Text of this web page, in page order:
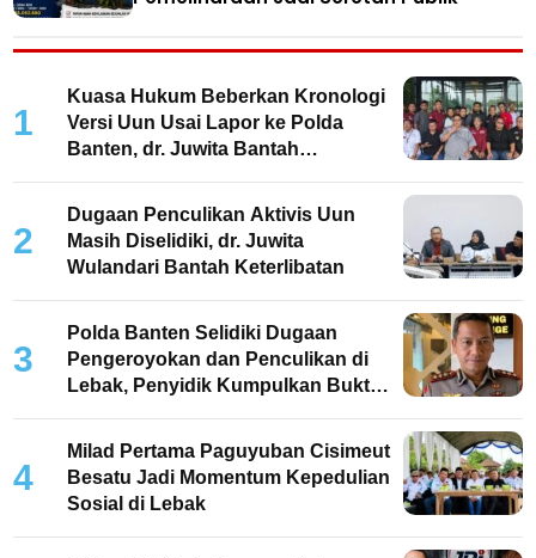
1
Kuasa Hukum Beberkan Kronologi
Versi Uun Usai Lapor ke Polda
Banten, dr. Juwita Bantah
2
Dugaan Penculikan Aktivis Uun
Masih Diselidiki, dr. Juwita
Wulandari Bantah Keterlibatan
3
Polda Banten Selidiki Dugaan
Pengeroyokan dan Penculikan di
Lebak, Penyidik Kumpulkan Bukti
4
Milad Pertama Paguyuban Cisimeut
Besatu Jadi Momentum Kepedulian
Sosial di Lebak